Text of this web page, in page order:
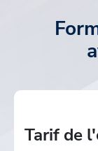
Tarif de